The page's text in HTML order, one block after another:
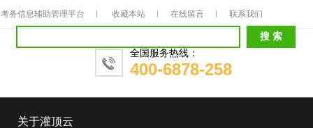
考务信息辅助管理平台 收藏本站 在线留言 联系我们
全国服务热线：
400-6878-258
关于灌顶云